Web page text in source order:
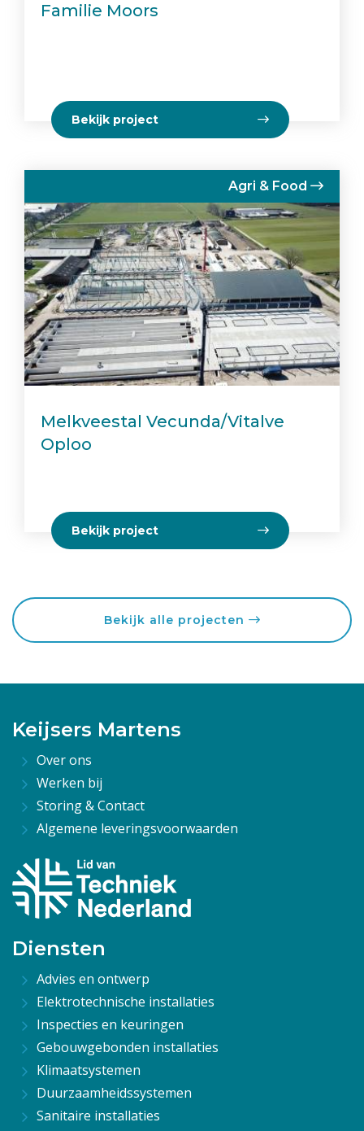
Familie Moors
Bekijk project
Agri & Food
Melkveestal Vecunda/Vitalve
Oploo
Bekijk project
Bekijk alle projecten
Keijsers Martens
Over ons
Werken bij
Storing & Contact
Algemene leveringsvoorwaarden
Diensten
Advies en ontwerp
Elektrotechnische installaties
Inspecties en keuringen
Gebouwgebonden installaties
Klimaatsystemen
Duurzaamheidssystemen
Sanitaire installaties